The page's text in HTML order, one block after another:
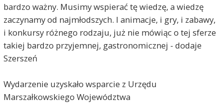
bardzo ważny. Musimy wspierać tę wiedzę, a wiedzę
zaczynamy od najmłodszych. I animacje, i gry, i zabawy,
i konkursy różnego rodzaju, już nie mówiąc o tej sferze
takiej bardzo przyjemnej, gastronomicznej - dodaje
Szerszeń
Wydarzenie uzyskało wsparcie z Urzędu
Marszałkowskiego Województwa